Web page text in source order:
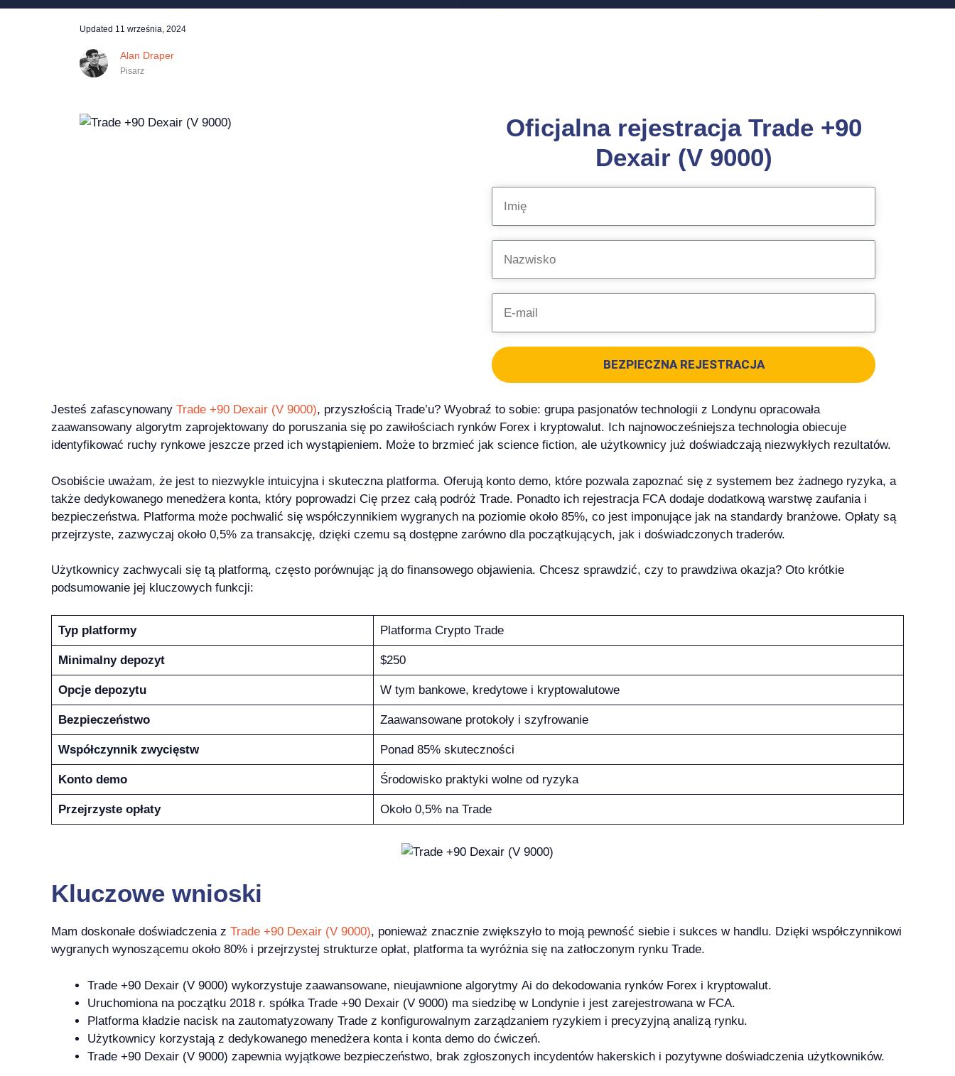
Updated 11 września, 2024
Alan Draper
Pisarz
Oficjalna rejestracja Trade +90
Dexair (V 9000)
BEZPIECZNA REJESTRACJA
Jesteś zafascynowany Trade +90 Dexair (V 9000), przyszłością Trade’u? Wyobraź to sobie: grupa pasjonatów technologii z Londynu opracowała
zaawansowany algorytm zaprojektowany do poruszania się po zawiłościach rynków Forex i kryptowalut. Ich najnowocześniejsza technologia obiecuje
identyfikować ruchy rynkowe jeszcze przed ich wystąpieniem. Może to brzmieć jak science fiction, ale użytkownicy już doświadczają niezwykłych rezultatów.
Osobiście uważam, że jest to niezwykle intuicyjna i skuteczna platforma. Oferują konto demo, które pozwala zapoznać się z systemem bez żadnego ryzyka, a
także dedykowanego menedżera konta, który poprowadzi Cię przez całą podróż Trade. Ponadto ich rejestracja FCA dodaje dodatkową warstwę zaufania i
bezpieczeństwa. Platforma może pochwalić się współczynnikiem wygranych na poziomie około 85%, co jest imponujące jak na standardy branżowe. Opłaty są
przejrzyste, zazwyczaj około 0,5% za transakcję, dzięki czemu są dostępne zarówno dla początkujących, jak i doświadczonych traderów.
Użytkownicy zachwycali się tą platformą, często porównując ją do finansowego objawienia. Chcesz sprawdzić, czy to prawdziwa okazja? Oto krótkie
podsumowanie jej kluczowych funkcji:
Typ platformy Platforma Crypto Trade
Minimalny depozyt $250
Opcje depozytu W tym bankowe, kredytowe i kryptowalutowe
Bezpieczeństwo Zaawansowane protokoły i szyfrowanie
Współczynnik zwycięstw Ponad 85% skuteczności
Konto demo Środowisko praktyki wolne od ryzyka
Przejrzyste opłaty Około 0,5% na Trade
Kluczowe wnioski
Mam doskonałe doświadczenia z Trade +90 Dexair (V 9000), ponieważ znacznie zwiększyło to moją pewność siebie i sukces w handlu. Dzięki współczynnikowi
wygranych wynoszącemu około 80% i przejrzystej strukturze opłat, platforma ta wyróżnia się na zatłoczonym rynku Trade.
Trade +90 Dexair (V 9000) wykorzystuje zaawansowane, nieujawnione algorytmy Ai do dekodowania rynków Forex i kryptowalut.
Uruchomiona na początku 2018 r. spółka Trade +90 Dexair (V 9000) ma siedzibę w Londynie i jest zarejestrowana w FCA.
Platforma kładzie nacisk na zautomatyzowany Trade z konfigurowalnym zarządzaniem ryzykiem i precyzyjną analizą rynku.
Użytkownicy korzystają z dedykowanego menedżera konta i konta demo do ćwiczeń.
Trade +90 Dexair (V 9000) zapewnia wyjątkowe bezpieczeństwo, brak zgłoszonych incydentów hakerskich i pozytywne doświadczenia użytkowników.